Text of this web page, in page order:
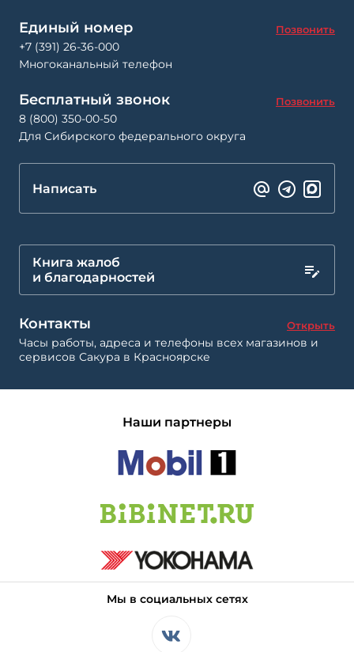
Единый номер Позвонить
+7 (391) 26-36-000
Многоканальный телефон
Бесплатный звонок Позвонить
8 (800) 350-00-50
Для Сибирского федерального округа
Написать
Книга жалоб
и благодарностей
Контакты Открыть
Часы работы, адреса и телефоны всех магазинов и
сервисов Сакура в Красноярске
Наши партнеры
Мы в социальных сетях